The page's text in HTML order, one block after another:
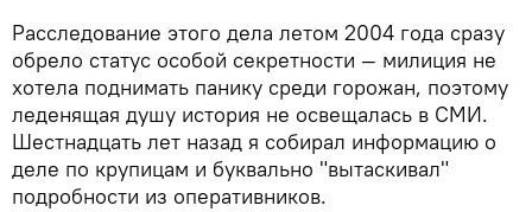
Расследование этого дела летом 2004 года сразу
обрело статус особой секретности — милиция не
хотела поднимать панику среди горожан, поэтому
леденящая душу история не освещалась в СМИ.
Шестнадцать лет назад я собирал информацию о
деле по крупицам и буквально "вытаскивал"
подробности из оперативников.